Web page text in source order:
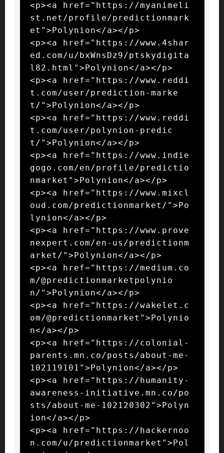
<p><a href="https://myanimeli
st.net/profile/predictionmark
et">Polynion</a></p>
<p><a href="https://www.4shar
ed.com/u/bxWnsDz9/ptskydigita
l82.html">Polynion</a></p>
<p><a href="https://www.reddi
t.com/user/prediction-marke
t/">Polynion</a></p>
<p><a href="https://www.reddi
t.com/user/polynion-predic
t/">Polynion</a></p>
<p><a href="https://www.indie
gogo.com/en/profile/predictio
nmarket">Polynion</a></p>
<p><a href="https://www.mixcl
oud.com/predictionmarket/">Po
lynion</a></p>
<p><a href="https://www.prove
nexpert.com/en-us/predictionm
arket/">Polynion</a></p>
<p><a href="https://medium.co
m/@predictionmarketpolynio
n/">Polynion</a></p>
<p><a href="https://wakelet.c
om/@predictionmarket">Polynio
n</a></p>
<p><a href="https://colonial-
parents.mn.co/posts/about-me-
102119101">Polynion</a></p>
<p><a href="https://humanity-
awareness-initiative.mn.co/po
sts/about-me-102120302">Polyn
ion</a></p>
<p><a href="https://hackernoo
n.com/u/predictionmarket">Pol